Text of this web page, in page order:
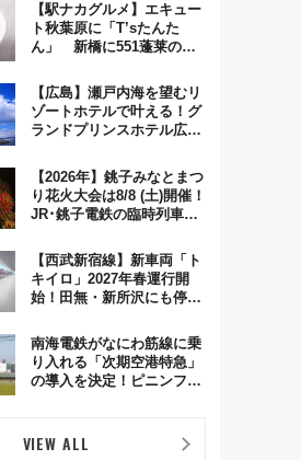
【駅ナカグルメ】エキュー
ト秋葉原に「T’sたんた
ん」 新橋に551蓬莱の
オムライス専門店「肉とた
まご」新グルメ続々登場！
【2026年8月】
【広島】瀬戸内海を望むリ
ゾートホテルで叶える！グ
ランドプリンスホテル広島
ジュアルパーティープラン
【2026年】銚子みなとまつ
り花火大会は8/8 (土)開催！
JR･銚子電鉄の臨時列車や
く8,000発の大迫力＆屋台
を満喫
【西武新宿線】新車両「ト
キイロ」2027年春運行開
始！田無・新所沢にも停
弾」も
南海電鉄がなにわ筋線に乗
り入れる「次期空港特急」
の導入を決定！ピニンファ
VIEW ALL